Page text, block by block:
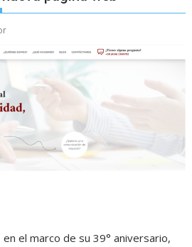
el marco de su 39° aniversario,